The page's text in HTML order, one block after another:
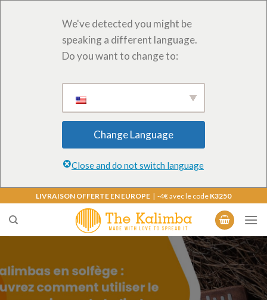
We've detected you might be
speaking a different language.
Do you want to change to:
Change Language
Close and do not switch language
content
LIVRAISON OFFERTE EN EUROPE | -4€ avec le code K3250